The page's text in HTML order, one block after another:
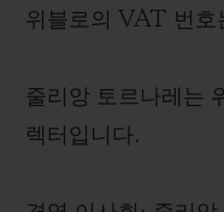
위블로의 VAT 번
줄리앙 토르나레는
렉터입니다.
5+5 워런티